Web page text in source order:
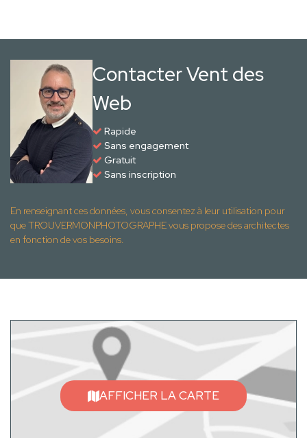
Contacter Vent des
Web
Rapide
Sans engagement
Gratuit
Sans inscription
En renseignant ces données, vous consentez à leur utilisation pour
que TROUVERMONPHOTOGRAPHE vous propose des architectes
en fonction de vos besoins.
AFFICHER LA CARTE